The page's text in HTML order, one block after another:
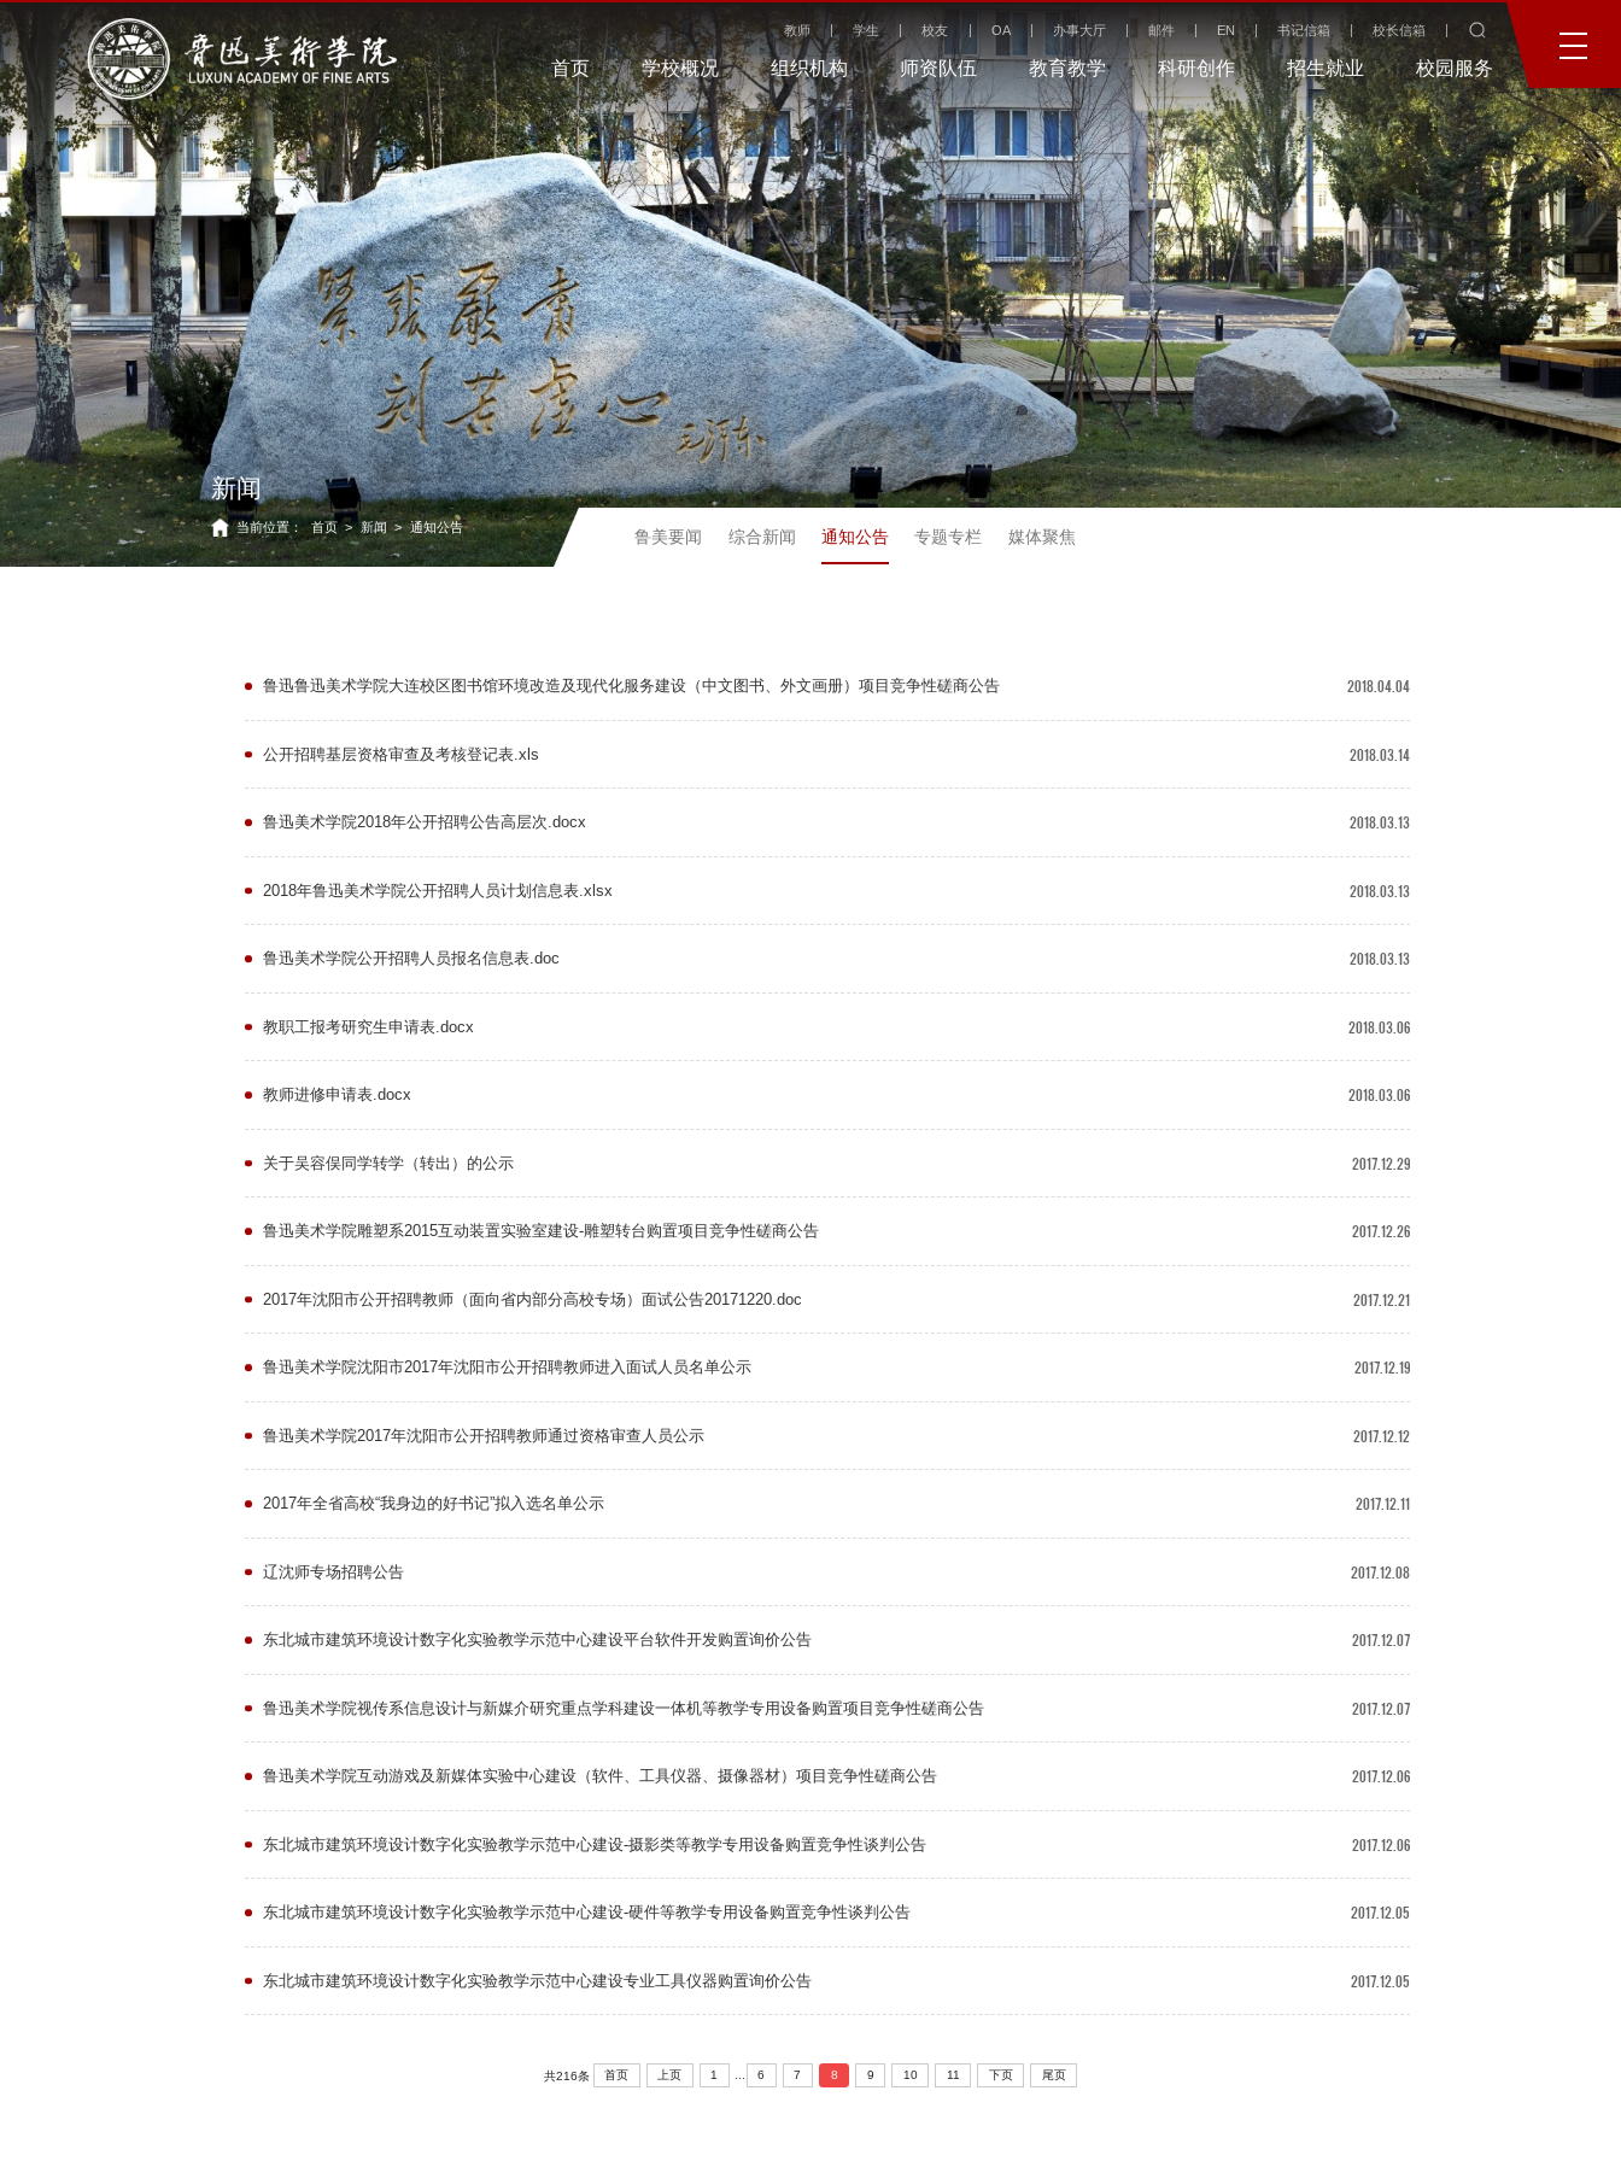
教师 学生 校友 OA 办事大厅 邮件 EN 书记信箱 校长信箱
首页 学校概况 组织机构 师资队伍 教育教学 科研创作 招生就业 校园服务
新闻
当前位置： 首页 > 新闻 > 通知公告
鲁美要闻 综合新闻 通知公告 专题专栏 媒体聚焦
鲁迅鲁迅美术学院大连校区图书馆环境改造及现代化服务建设（中文图书、外文画册）项目竞争性磋商公告 2018.04.04
公开招聘基层资格审查及考核登记表.xls 2018.03.14
鲁迅美术学院2018年公开招聘公告高层次.docx 2018.03.13
2018年鲁迅美术学院公开招聘人员计划信息表.xlsx 2018.03.13
鲁迅美术学院公开招聘人员报名信息表.doc 2018.03.13
教职工报考研究生申请表.docx 2018.03.06
教师进修申请表.docx 2018.03.06
关于吴容俣同学转学（转出）的公示 2017.12.29
鲁迅美术学院雕塑系2015互动装置实验室建设-雕塑转台购置项目竞争性磋商公告 2017.12.26
2017年沈阳市公开招聘教师（面向省内部分高校专场）面试公告20171220.doc 2017.12.21
鲁迅美术学院沈阳市2017年沈阳市公开招聘教师进入面试人员名单公示 2017.12.19
鲁迅美术学院2017年沈阳市公开招聘教师通过资格审查人员公示 2017.12.12
2017年全省高校“我身边的好书记”拟入选名单公示 2017.12.11
辽沈师专场招聘公告 2017.12.08
东北城市建筑环境设计数字化实验教学示范中心建设平台软件开发购置询价公告 2017.12.07
鲁迅美术学院视传系信息设计与新媒介研究重点学科建设一体机等教学专用设备购置项目竞争性磋商公告 2017.12.07
鲁迅美术学院互动游戏及新媒体实验中心建设（软件、工具仪器、摄像器材）项目竞争性磋商公告 2017.12.06
东北城市建筑环境设计数字化实验教学示范中心建设-摄影类等教学专用设备购置竞争性谈判公告 2017.12.06
东北城市建筑环境设计数字化实验教学示范中心建设-硬件等教学专用设备购置竞争性谈判公告 2017.12.05
东北城市建筑环境设计数字化实验教学示范中心建设专业工具仪器购置询价公告 2017.12.05
共216条 首页 上页 1 6 7 8 9 10 11 下页 尾页